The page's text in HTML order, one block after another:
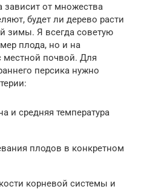
зависит от множества
будет ли дерево расти
зимы. Я всегда советую
плода, но и на
местной почвой. Для
персика нужно
и средняя температура
плодов в конкретном
корневой системы и